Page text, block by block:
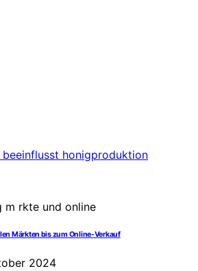
Märkten bis zum Online-Verkauf
2024